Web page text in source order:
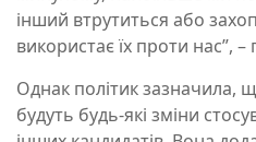
інший втрутиться або
використає їх проти нас”, –
Однак політик зазначила,
будуть будь-які зміни